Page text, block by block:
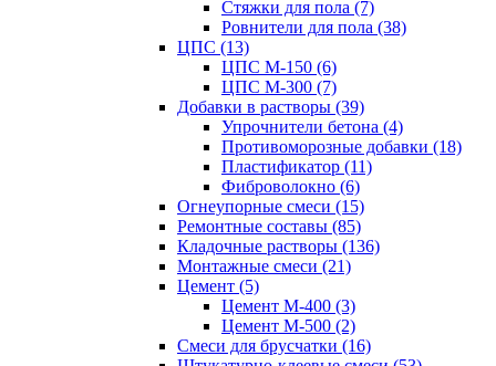
Стяжки для пола (7)
Ровнители для пола (38)
ЦПС (13)
ЦПС М-150 (6)
ЦПС М-300 (7)
Добавки в растворы (39)
Упрочнители бетона (4)
Противоморозные добавки (18)
Пластификатор (11)
Фиброволокно (6)
Огнеупорные смеси (15)
Ремонтные составы (85)
Кладочные растворы (136)
Монтажные смеси (21)
Цемент (5)
Цемент М-400 (3)
Цемент М-500 (2)
Смеси для брусчатки (16)